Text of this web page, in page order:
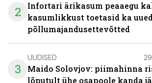
2
Infortari ärikasum peaaegu
kasumlikkust toetasid ka
põllumajandusettevõtted
3
UUDISED
Maido Solovjov: piimahinna
lõputult ühe osapoole kanda